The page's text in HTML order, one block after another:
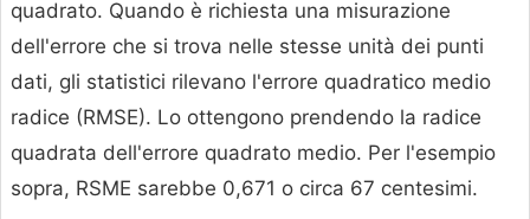
quadrato. Quando è richiesta una misurazione
dell'errore che si trova nelle stesse unità dei punti
dati, gli statistici rilevano l'errore quadratico medio
radice (RMSE). Lo ottengono prendendo la radice
quadrata dell'errore quadrato medio. Per l'esempio
sopra, RSME sarebbe 0,671 o circa 67 centesimi.